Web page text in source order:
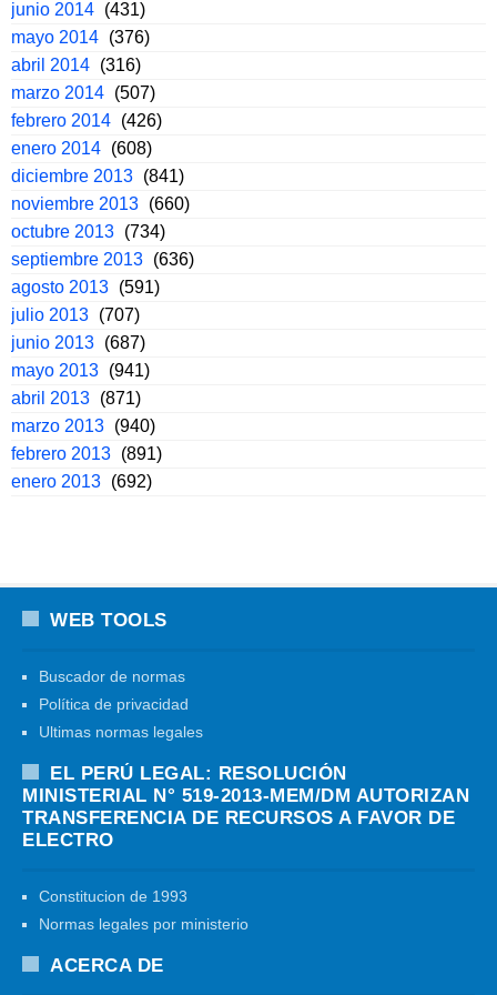
junio 2014 (431)
mayo 2014 (376)
abril 2014 (316)
marzo 2014 (507)
febrero 2014 (426)
enero 2014 (608)
diciembre 2013 (841)
noviembre 2013 (660)
octubre 2013 (734)
septiembre 2013 (636)
agosto 2013 (591)
julio 2013 (707)
junio 2013 (687)
mayo 2013 (941)
abril 2013 (871)
marzo 2013 (940)
febrero 2013 (891)
enero 2013 (692)
WEB TOOLS
Buscador de normas
Política de privacidad
Ultimas normas legales
EL PERÚ LEGAL: RESOLUCIÓN
MINISTERIAL N° 519-2013-MEM/DM AUTORIZAN
TRANSFERENCIA DE RECURSOS A FAVOR DE
ELECTRO
Constitucion de 1993
Normas legales por ministerio
ACERCA DE